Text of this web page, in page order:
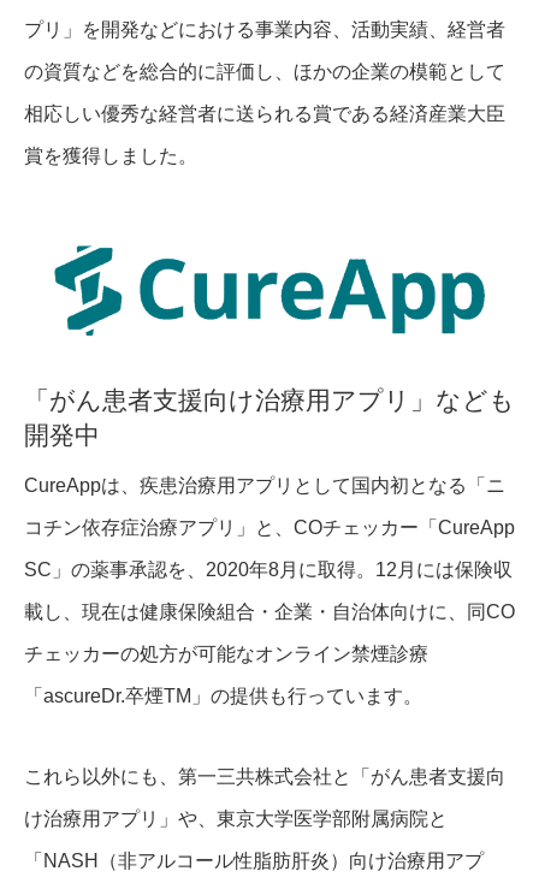
プリ」を開発などにおける事業内容、活動実績、経営者
の資質などを総合的に評価し、ほかの企業の模範として
相応しい優秀な経営者に送られる賞である経済産業大臣
賞を獲得しました。
「がん患者支援向け治療用アプリ」なども
開発中
CureAppは、疾患治療用アプリとして国内初となる「ニ
コチン依存症治療アプリ」と、COチェッカー「CureApp
SC」の薬事承認を、2020年8月に取得。12月には保険収
載し、現在は健康保険組合・企業・自治体向けに、同CO
チェッカーの処方が可能なオンライン禁煙診療
「ascureDr.卒煙TM」の提供も行っています。
これら以外にも、第一三共株式会社と「がん患者支援向
け治療用アプリ」や、東京大学医学部附属病院と
「NASH（非アルコール性脂肪肝炎）向け治療用アプ